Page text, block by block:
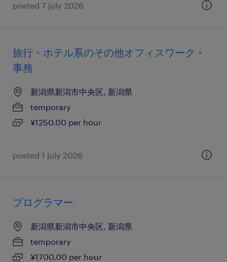
posted 7 july 2026
旅行・ホテル系のその他オフィスワーク・
事務
新潟県新潟市中央区, 新潟県
temporary
¥1250.00 per hour
posted 1 july 2026
プログラマー
新潟県新潟市中央区, 新潟県
temporary
¥1700.00 per hour